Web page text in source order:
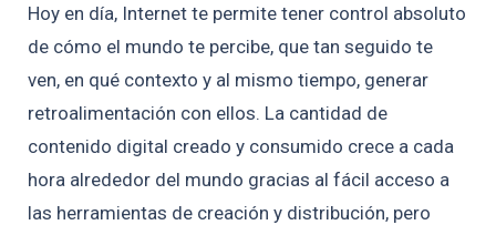
Hoy en día, Internet te permite tener control absoluto
de cómo el mundo te percibe, que tan seguido te
ven, en qué contexto y al mismo tiempo, generar
retroalimentación con ellos. La cantidad de
contenido digital creado y consumido crece a cada
hora alrededor del mundo gracias al fácil acceso a
las herramientas de creación y distribución, pero